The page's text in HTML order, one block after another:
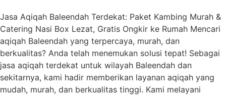
Jasa Aqiqah Baleendah Terdekat: Paket Kambing Murah &
Catering Nasi Box Lezat, Gratis Ongkir ke Rumah Mencari
aqiqah Baleendah yang terpercaya, murah, dan
berkualitas? Anda telah menemukan solusi tepat! Sebagai
jasa aqiqah terdekat untuk wilayah Baleendah dan
sekitarnya, kami hadir memberikan layanan aqiqah yang
mudah, murah, dan berkualitas tinggi. Kami melayani